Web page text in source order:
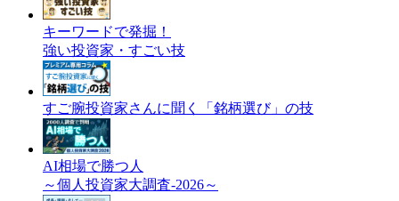
キーワードで発掘！
強い投資家・すごい技
すご腕投資家さんに聞く「銘柄選び」の技
AI相場で勝つ人
～個人投資家大調査-2026～